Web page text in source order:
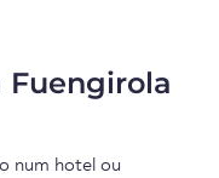
Fuengirola
num hotel ou